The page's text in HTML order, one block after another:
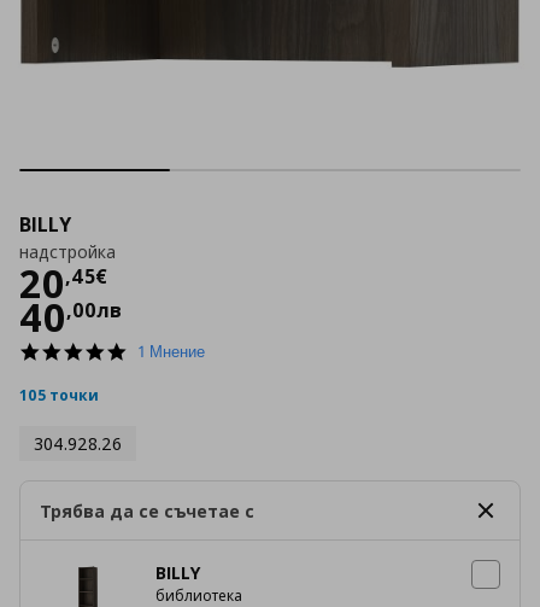
BILLY
надстройка
20,45€
Цена
40,00лв
5.01 Мнение
105 точки
304.928.26
Трябва да се съчетае с
BILLY
библиотека